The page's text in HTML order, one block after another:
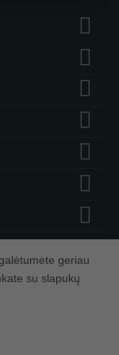
geriau
su slapukų